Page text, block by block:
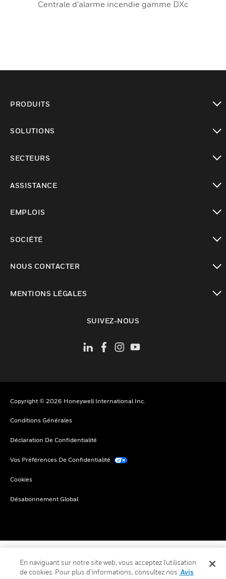
Centrale d’alarme incendie gamme DXc
PRODUITS
SOLUTIONS
SECTEURS
ASSISTANCE
EMPLOIS
SOCIÉTÉ
NOUS CONTACTER
MENTIONS LÉGALES
SUIVEZ-NOUS
Copyright © 2026 Honeywell International Inc.
Conditions Générales
Déclaration De Confidentialité
Vos Préférences De Confidentialité
Cookies
Désabonnement Global
En naviguant sur notre site web, vous acceptez l'utilisation
de cookies. Pour plus d’informations, consultez nos Avis